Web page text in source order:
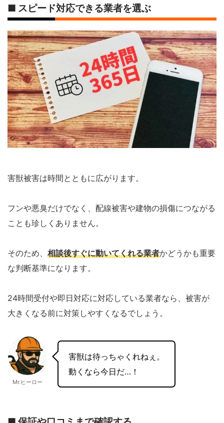
■ スピード対応できる業者を選ぶ
害獣被害は時間とともに広がります。
フンや悪臭だけでなく、配線被害や建物の損傷につながる
ことも珍しくありません。
そのため、 相談後すぐに動いてくれる業者かどうかも重要
な判断基準になります。
24時間受付や即日対応に対応している業者なら、被害が
大きくなる前に対策しやすくなるでしょう。
Mr.ヒーロー
害獣は待っちゃくれねぇ。
動くなら今日だ…！